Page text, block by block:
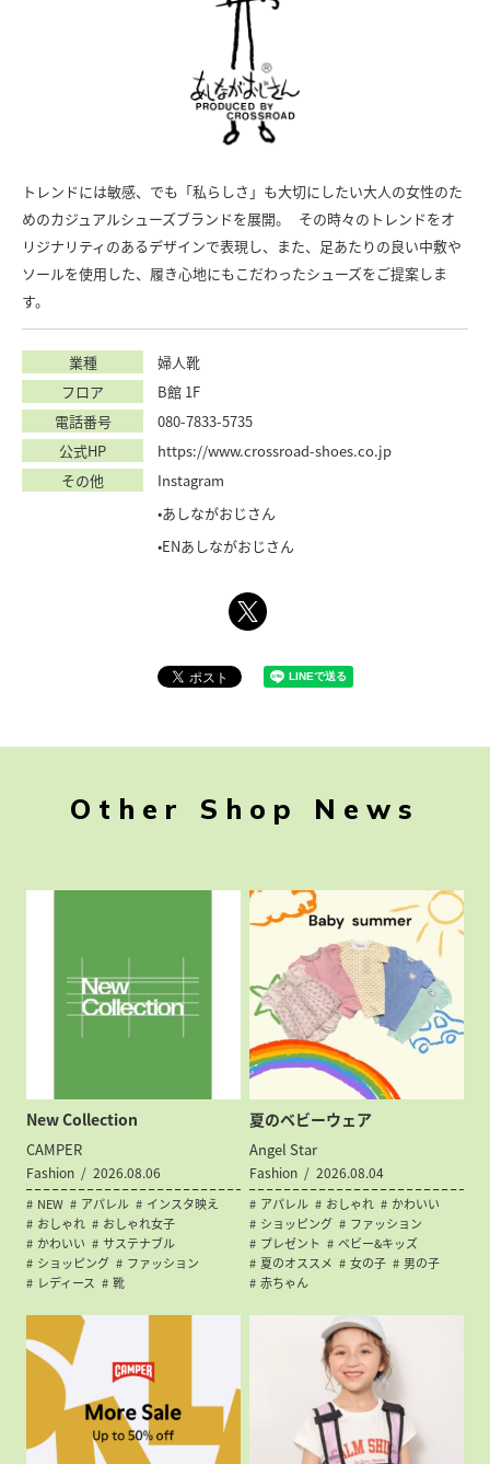
トレンドには敏感、でも「私らしさ」も大切にしたい大人の女性のた
めのカジュアルシューズブランドを展開。 その時々のトレンドをオ
リジナリティのあるデザインで表現し、また、足あたりの良い中敷や
ソールを使用した、履き心地にもこだわったシューズをご提案しま
す。
業種
婦人靴
フロア
B館 1F
電話番号
080-7833-5735
公式HP
https://www.crossroad-shoes.co.jp
その他
Instagram
•あしながおじさん
•ENあしながおじさん
Other Shop News
New Collection
CAMPER
Fashion 2026.08.06
NEW アパレル
インスタ映え
おしゃれ
おしゃれ女子
かわいい
サステナブル
ショッピング
ファッション
レディース
靴
夏のベビーウェア
Angel Star
Fashion 2026.08.04
アパレル おしゃれ
かわいい
ショッピング
ファッション
プレゼント
ベビー&キッズ
夏のオススメ
女の子
男の子
赤ちゃん